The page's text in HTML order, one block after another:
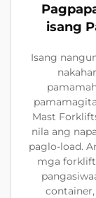
isang
Isang
Mast
nila ang
paglo-load.
mga forklift